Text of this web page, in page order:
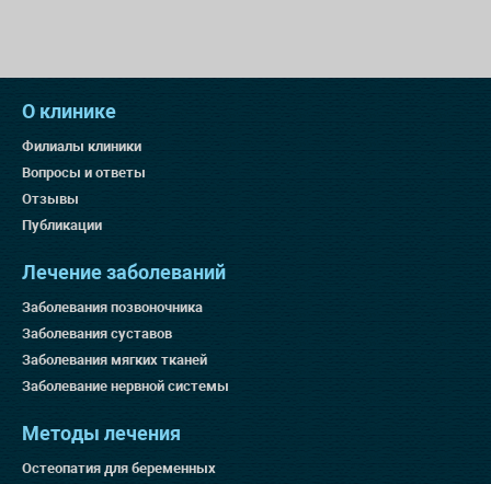
О клинике
Филиалы клиники
Вопросы и ответы
Отзывы
Публикации
Лечение заболеваний
Заболевания позвоночника
Заболевания суставов
Заболевания мягких тканей
Заболевание нервной системы
Методы лечения
Остеопатия для беременных